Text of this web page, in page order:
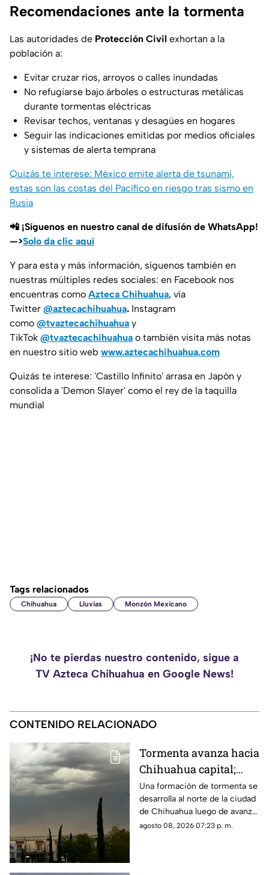
Recomendaciones ante la tormenta
Las autoridades de Protección Civil exhortan a la
población a:
Evitar cruzar ríos, arroyos o calles inundadas
No refugiarse bajo árboles o estructuras metálicas
durante tormentas eléctricas
Revisar techos, ventanas y desagües en hogares
Seguir las indicaciones emitidas por medios oficiales
y sistemas de alerta temprana
Quizás te interese: México emite alerta de tsunami,
estas son las costas del Pacífico en riesgo tras sismo en
Rusia
📲 ¡Síguenos en nuestro canal de difusión de WhatsApp!
—>Solo da clic aquí
Y para esta y más información, síguenos también en
nuestras múltiples redes sociales: en Facebook nos
encuentras como Azteca Chihuahua, vía
Twitter @aztecachihuahua. Instagram
como @tvaztecachihuahua y
TikTok @tvaztecachihuahua o también visita más notas
en nuestro sitio web www.aztecachihuahua.com
Quizás te interese: 'Castillo Infinito' arrasa en Japón y
consolida a 'Demon Slayer' como el rey de la taquilla
mundial
Tags relacionados
Chihuahua Lluvias Monzón Mexicano
¡No te pierdas nuestro contenido, sigue a
TV Azteca Chihuahua en Google News!
CONTENIDO RELACIONADO
Tormenta avanza hacia
Chihuahua capital;
nube llega con polvo y
baja visibilidad
Una formación de tormenta se
desarrolla al norte de la ciudad
de Chihuahua luego de avanzar
desde Aldama.
agosto 08, 2026 07:23 p. m.